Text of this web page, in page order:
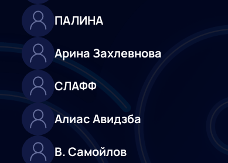
ПАЛИНА
Арина Захлевнова
СЛАФФ
Алиас Авидзба
В. Самойлов